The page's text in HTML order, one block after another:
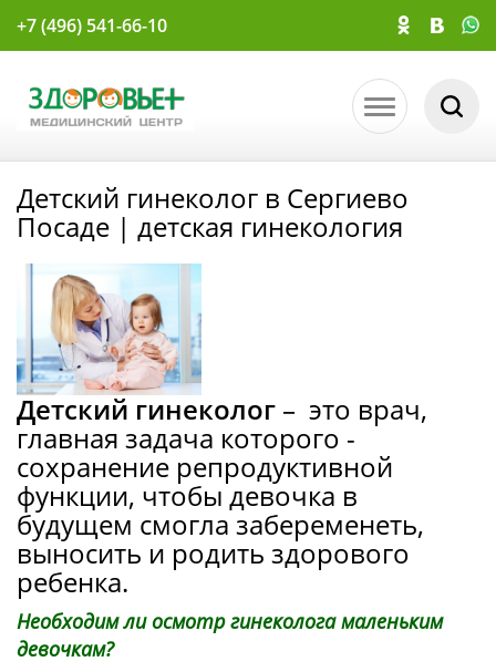
+7 (496) 541-66-10
Детский гинеколог в Сергиево
Посаде | детская гинекология
Детский гинеколог – это врач,
главная задача которого -
сохранение репродуктивной
функции, чтобы девочка в
будущем смогла забеременеть,
выносить и родить здорового
ребенка.
Необходим ли осмотр гинеколога маленьким
девочкам?